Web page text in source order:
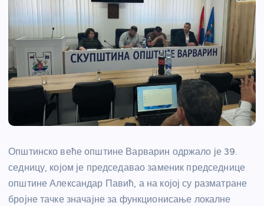
Општинско веће општине Варварин одржало је 39.
седницу, којом је председавао заменик председнице
општине Александар Павић, а на којој су разматране
бројне тачке значајне за функционисање локалне